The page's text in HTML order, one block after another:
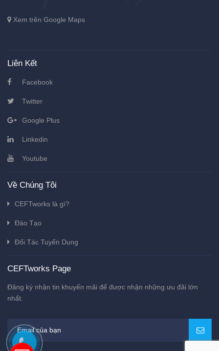
Xem trên Google Maps
Liên Kết
Facebook
Twitter
Google Plus
Linkedin
Youtube
Về Chúng Tôi
CEFTworks là gì?
Đào Tạo
Đối Tác Tuyển Dụng
CEFTworks Page
Đăng ký nhận tin khuyến mãi để được nhận những ưu đãi lớn
nhất.